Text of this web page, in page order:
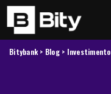
Bitybank > Blog> Investimento